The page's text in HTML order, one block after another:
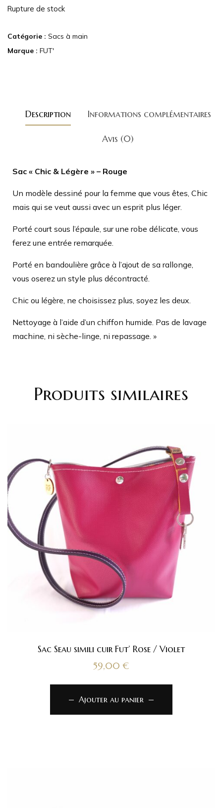
Rupture de stock
Catégorie : Sacs à main
Marque : FUT'
Description Informations complémentaires
Avis (0)
Sac « Chic & Légère » – Rouge
Un modèle dessiné pour la femme que vous êtes, Chic
mais qui se veut aussi avec un esprit plus léger.
Porté court sous l’épaule, sur une robe délicate, vous
ferez une entrée remarquée.
Porté en bandoulière grâce à l’ajout de sa rallonge,
vous oserez un style plus décontracté.
Chic ou légère, ne choisissez plus, soyez les deux.
Nettoyage à l’aide d’un chiffon humide. Pas de lavage
machine, ni sèche-linge, ni repassage. »
Produits similaires
Sac Seau simili cuir Fut’ Rose / Violet
59,00 €
Ajouter au panier